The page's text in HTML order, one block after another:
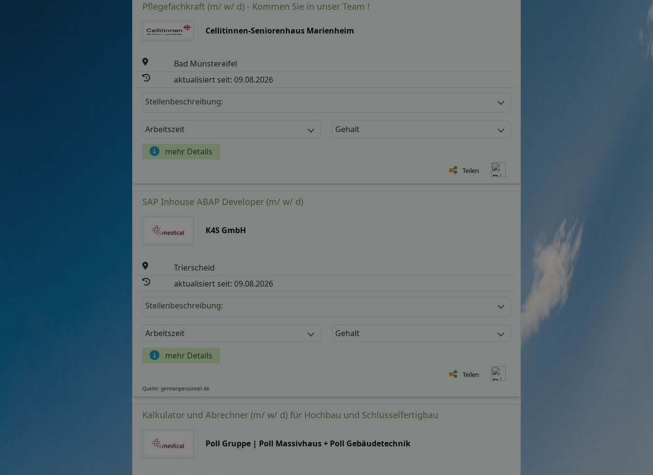
Pflegefachkraft (m/ w/ d) - Kommen Sie in unser Team !
Cellitinnen-Seniorenhaus Marienheim
Bad Münstereifel
aktualisiert seit: 09.08.2026
Stellenbeschreibung:
Arbeitszeit Gehalt
mehr Details
Teilen
SAP Inhouse ABAP Developer (m/ w/ d)
K4S GmbH
Trierscheid
aktualisiert seit: 09.08.2026
Stellenbeschreibung:
Arbeitszeit Gehalt
mehr Details
Teilen
Quelle: germanpersonnel.de
Kalkulator und Abrechner (m/ w/ d) für Hochbau und Schlüsselfertigbau
Poll Gruppe | Poll Massivhaus + Poll Gebäudetechnik